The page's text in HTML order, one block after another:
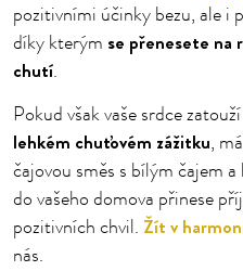
pozitivními účinky bezu, ale i
díky kterým se přenesete na
chutí.
Pokud však vaše srdce
lehkém chuťovém zážitku,
čajovou směs s bílým čajem
do vašeho domova přinese
pozitivních chvil. Žít v
nás.